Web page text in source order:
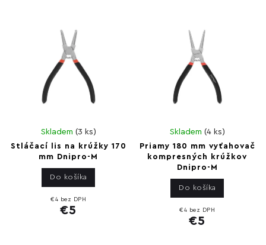
Stláčací lis na krúžky 170
mm Dnipro-M
Skladem (3 ks)
€4 bez DPH
€5
Do košíka
Priamy 180 mm vyťahovač
kompresných krúžkov
Dnipro-M
Skladem (4 ks)
€4 bez DPH
€5
Do košíka